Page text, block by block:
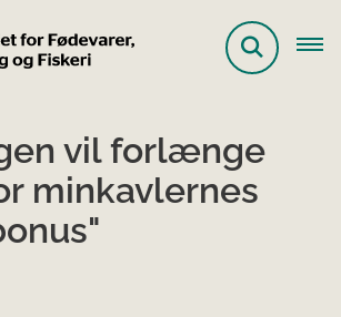
vil forlænge
minkavlernes